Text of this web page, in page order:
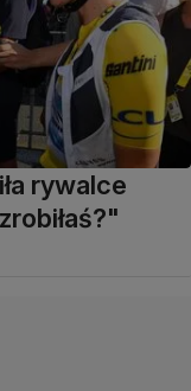
rywalce